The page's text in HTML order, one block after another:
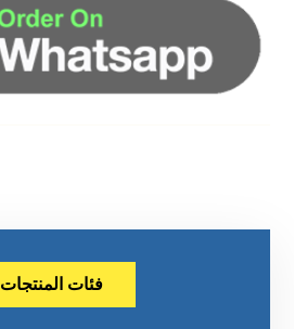
فئات المنتجات